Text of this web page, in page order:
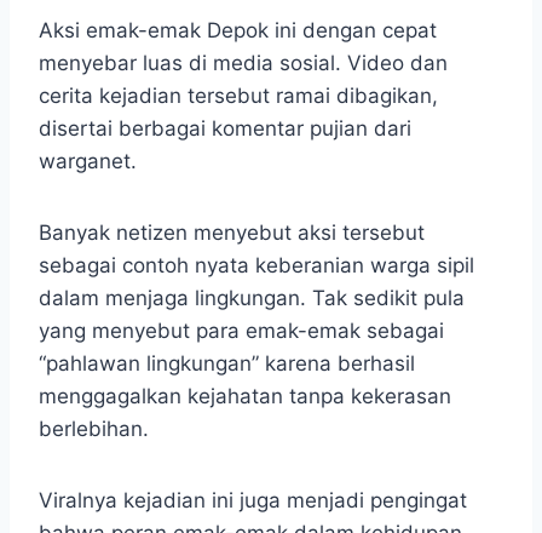
Aksi emak-emak Depok ini dengan cepat
menyebar luas di media sosial. Video dan
cerita kejadian tersebut ramai dibagikan,
disertai berbagai komentar pujian dari
warganet.
Banyak netizen menyebut aksi tersebut
sebagai contoh nyata keberanian warga sipil
dalam menjaga lingkungan. Tak sedikit pula
yang menyebut para emak-emak sebagai
“pahlawan lingkungan” karena berhasil
menggagalkan kejahatan tanpa kekerasan
berlebihan.
Viralnya kejadian ini juga menjadi pengingat